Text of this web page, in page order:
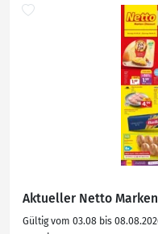
Aktueller Netto
Gültig vom 03.08 bis